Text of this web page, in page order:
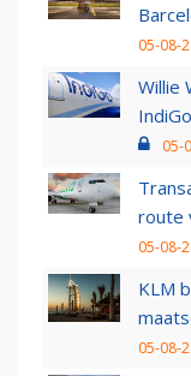
05-08-
Willie
05-
route
05-08-
KLM
05-08-